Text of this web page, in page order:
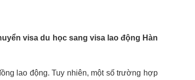
visa du học sang visa lao động Hàn
lao động. Tuy nhiên, một số trường hợp